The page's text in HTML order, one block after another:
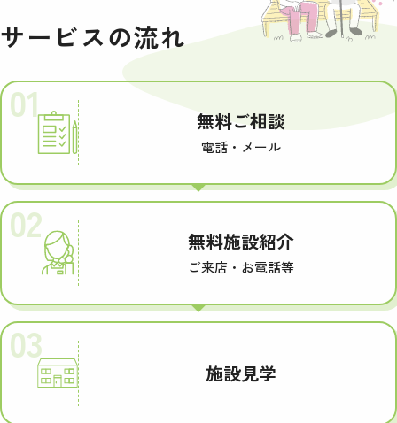
サービスの流れ
01 無料ご相談
電話・メール
02 無料施設紹介
ご来店・お電話等
03
施設見学